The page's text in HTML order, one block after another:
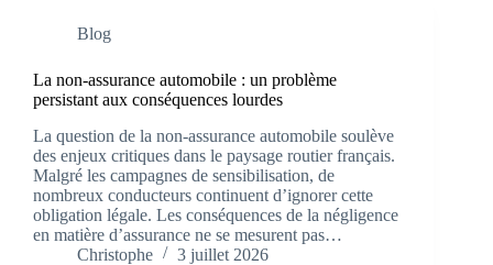
Blog
La non-assurance automobile : un problème
persistant aux conséquences lourdes
La question de la non-assurance automobile soulève
des enjeux critiques dans le paysage routier français.
Malgré les campagnes de sensibilisation, de
nombreux conducteurs continuent d’ignorer cette
obligation légale. Les conséquences de la négligence
en matière d’assurance ne se mesurent pas…
Christophe
3 juillet 2026